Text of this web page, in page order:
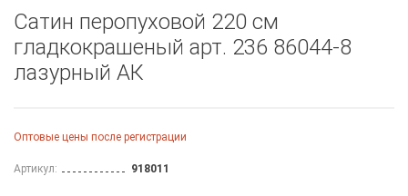
Сатин перопуховой 220 см
гладкокрашеный арт. 236 86044-8
лазурный АК
Оптовые цены после регистрации
Артикул: 918011